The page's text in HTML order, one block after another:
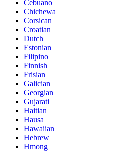
Cebuano
Chichewa
Corsican
Croatian
Dutch
Estonian
Filipino
Finnish
Frisian
Galician
Georgian
Gujarati
Haitian
Hausa
Hawaiian
Hebrew
Hmong